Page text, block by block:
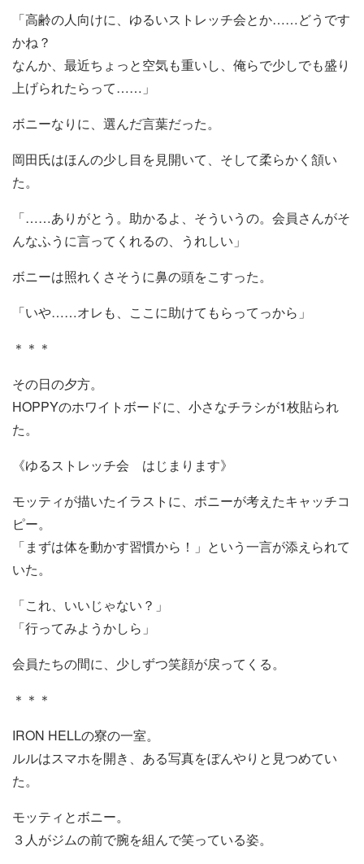
「高齢の人向けに、ゆるいストレッチ会とか……どうです
かね？
なんか、最近ちょっと空気も重いし、俺らで少しでも盛り
上げられたらって……」
ボニーなりに、選んだ言葉だった。
岡田氏はほんの少し目を見開いて、そして柔らかく頷い
た。
「……ありがとう。助かるよ、そういうの。会員さんがそ
んなふうに言ってくれるの、うれしい」
ボニーは照れくさそうに鼻の頭をこすった。
「いや……オレも、ここに助けてもらってっから」
＊＊＊
その日の夕方。
HOPPYのホワイトボードに、小さなチラシが1枚貼られ
た。
《ゆるストレッチ会 はじまります》
モッティが描いたイラストに、ボニーが考えたキャッチコ
ピー。
「まずは体を動かす習慣から！」という一言が添えられて
いた。
「これ、いいじゃない？」
「行ってみようかしら」
会員たちの間に、少しずつ笑顔が戻ってくる。
＊＊＊
IRON HELLの寮の一室。
ルルはスマホを開き、ある写真をぼんやりと見つめてい
た。
モッティとボニー。
３人がジムの前で腕を組んで笑っている姿。